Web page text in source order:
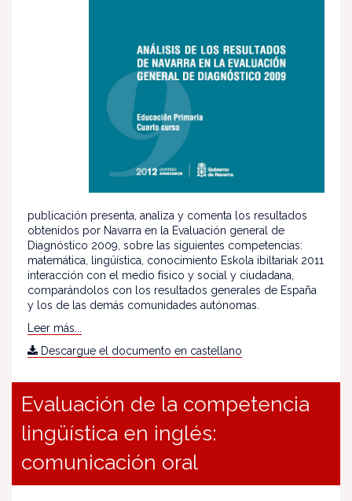
publicación presenta, analiza y comenta los resultados
obtenidos por Navarra en la Evaluación general de
Diagnóstico 2009, sobre las siguientes competencias:
matemática, lingüística, conocimiento Eskola ibiltariak 2011
interacción con el medio físico y social y ciudadana,
comparándolos con los resultados generales de España
y los de las demás comunidades autónomas.
Leer más...
Descargue el documento en castellano
Evaluación de la competencia
lingüística en inglés:
comunicación oral